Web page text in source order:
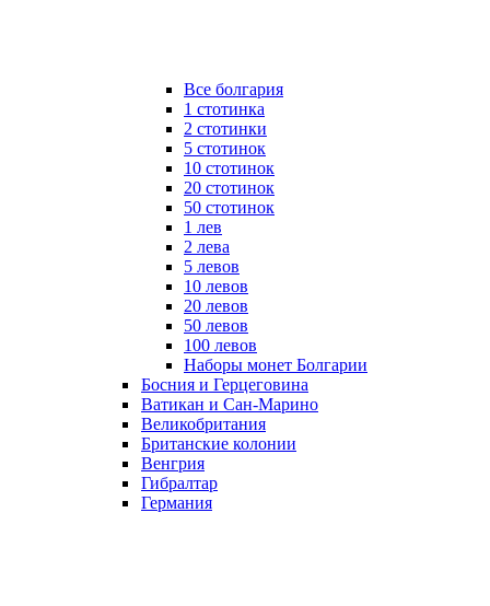
Все болгария
1 стотинка
2 стотинки
5 стотинок
10 стотинок
20 стотинок
50 стотинок
1 лев
2 лева
5 левов
10 левов
20 левов
50 левов
100 левов
Наборы монет Болгарии
Босния и Герцеговина
Ватикан и Сан-Марино
Великобритания
Британские колонии
Венгрия
Гибралтар
Германия